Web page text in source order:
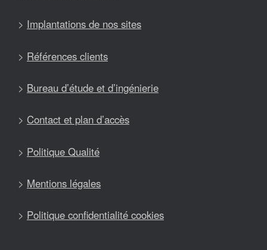
> Implantations de nos sites
> Références clients
> Bureau d’étude et d’ingénierie
> Contact et plan d’accès
> Politique Qualité
> Mentions légales
> Politique confidentialité cookies